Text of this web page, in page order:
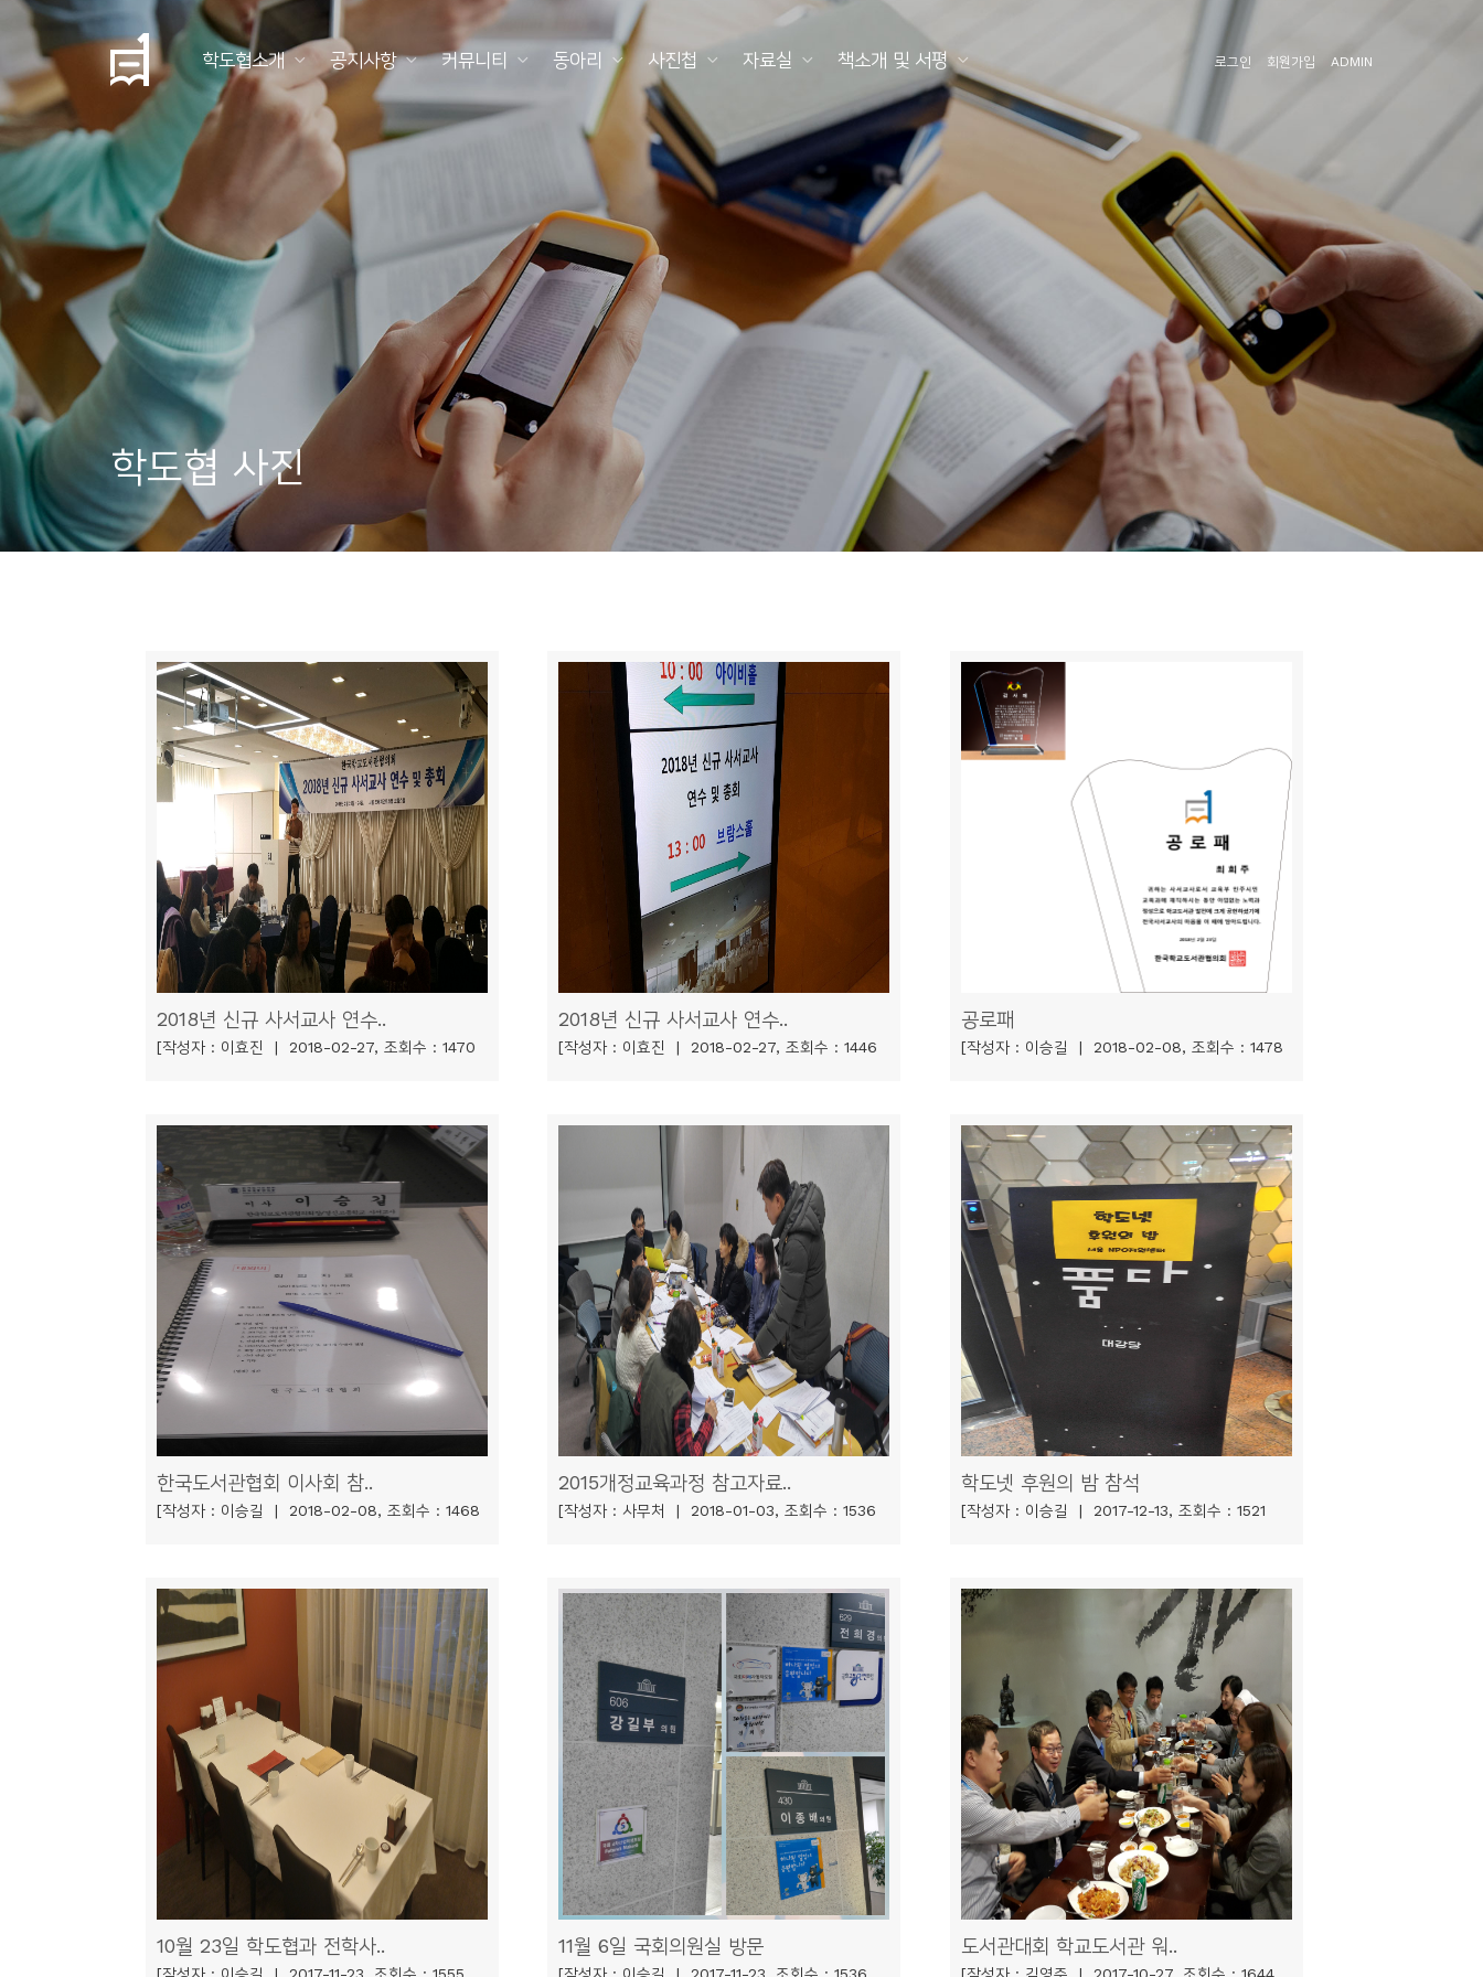
학도협소개 공지사항 커뮤니티 동아리 사진첩 자료실 책소개 및 서평 로그인 회원가입 ADMIN
학도협 사진
2018년 신규 사서교사 연수..
[작성자 : 이효진 | 2018-02-27, 조회수 : 1470
2018년 신규 사서교사 연수..
[작성자 : 이효진 | 2018-02-27, 조회수 : 1446
공로패
[작성자 : 이승길 | 2018-02-08, 조회수 : 1478
한국도서관협회 이사회 참..
[작성자 : 이승길 | 2018-02-08, 조회수 : 1468
2015개정교육과정 참고자료..
[작성자 : 사무처 | 2018-01-03, 조회수 : 1536
학도넷 후원의 밤 참석
[작성자 : 이승길 | 2017-12-13, 조회수 : 1521
10월 23일 학도협과 전학사.. 11월 6일 국회의원실 방문 도서관대회 학교도서관 워..
학
도
소
개
공
사
항
커
뮤
니
티